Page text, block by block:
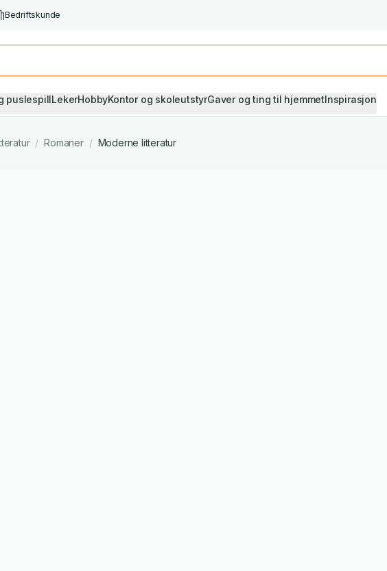
Bedriftskunde
puslespillLekerHobbyKontor og skoleutstyrGaver og ting til hjemmetInspirasjon
/ Romaner / Moderne litteratur